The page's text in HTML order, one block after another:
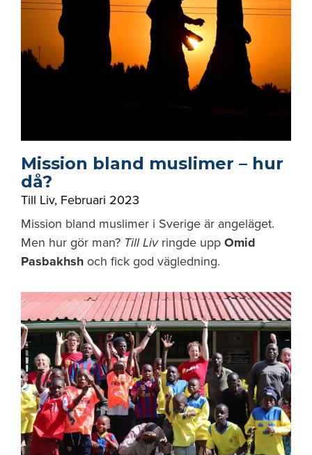
Mission bland muslimer – hur
då?
Till Liv, Februari 2023
Mission bland muslimer i Sverige är angeläget.
Men hur gör man? Till Livringde upp Omid
Pasbakhsh och fick god vägledning.